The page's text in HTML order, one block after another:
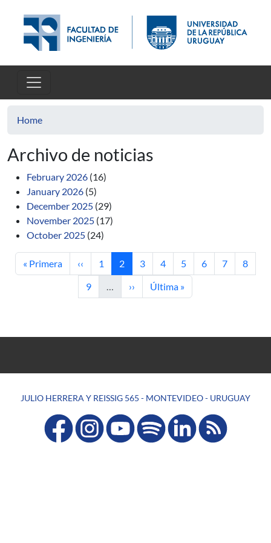
Home
Archivo de noticias
February 2026 (16)
January 2026 (5)
December 2025 (29)
November 2025 (17)
October 2025 (24)
First page
« Primera Previous page
‹‹ Page
1 Current page
2 Page
3 Page
4 Page
5 Page
6 Page
7 Page
8
Page
9 … Next page
›› Last page
Última »
JULIO HERRERA Y REISSIG 565 - MONTEVIDEO - URUGUAY